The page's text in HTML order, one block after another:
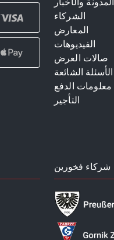
الشركاء
المعارض
الفيديوهات
صالات العرض
الأسئلة الشائعة
معلومات الدفع
التأجير
شركاء فخورين